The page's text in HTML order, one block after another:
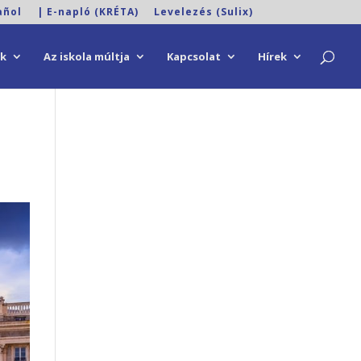
| E-napló (KRÉTA) Levelezés (Sulix)
Az iskola múltja Kapcsolat Hírek